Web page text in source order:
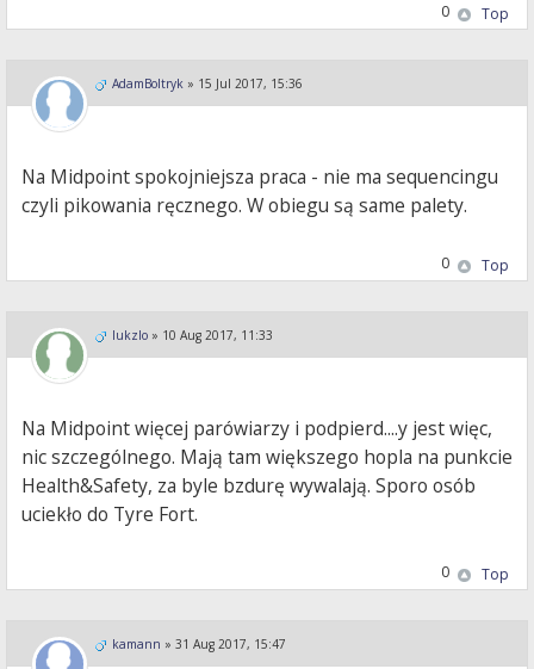
Top
0
AdamBoltryk » 15 Jul 2017, 15:36
Na Midpoint spokojniejsza praca - nie ma sequencingu
czyli pikowania ręcznego. W obiegu są same palety.
Top
0
lukzlo » 10 Aug 2017, 11:33
Na Midpoint więcej parówiarzy i podpierd....y jest więc,
nic szczególnego. Mają tam większego hopla na punkcie
Health&Safety, za byle bzdurę wywalają. Sporo osób
uciekło do Tyre Fort.
Top
0
kamann » 31 Aug 2017, 15:47